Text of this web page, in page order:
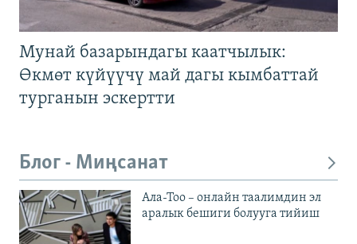
Мунай базарындагы каатчылык:
Өкмөт күйүүчү май дагы кымбаттай
турганын эскертти
Блог - Миңсанат
Ала-Тоо – онлайн таалимдин эл
аралык бешиги болууга тийиш